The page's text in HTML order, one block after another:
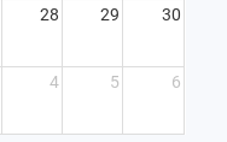
28 29 30
4 5 6